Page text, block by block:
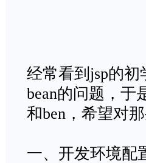
经常看到jsp的初
bean的问题，于
和ben，希望对
一、开发环境配